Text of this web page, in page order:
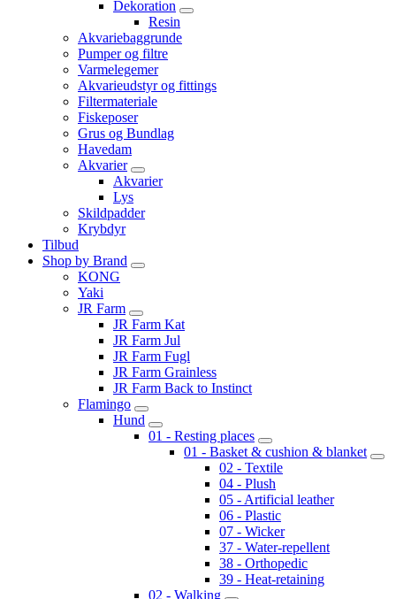
Dekoration
Resin
Akvariebaggrunde
Pumper og filtre
Varmelegemer
Akvarieudstyr og fittings
Filtermateriale
Fiskeposer
Grus og Bundlag
Havedam
Akvarier
Akvarier
Lys
Skildpadder
Krybdyr
Tilbud
Shop by Brand
KONG
Yaki
JR Farm
JR Farm Kat
JR Farm Jul
JR Farm Fugl
JR Farm Grainless
JR Farm Back to Instinct
Flamingo
Hund
01 - Resting places
01 - Basket & cushion & blanket
02 - Textile
04 - Plush
05 - Artificial leather
06 - Plastic
07 - Wicker
37 - Water-repellent
38 - Orthopedic
39 - Heat-retaining
02 - Walking